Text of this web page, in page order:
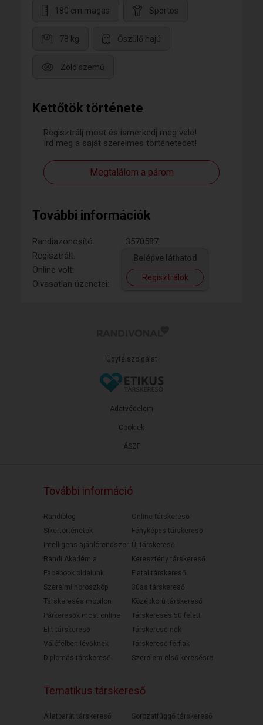
Kettőtök története
Regisztrálj most és ismerkedj meg vele!
Írd meg a saját szerelmes történetedet!
Megtalálom a párom
További információk
Randiazonosító:
3570587
Regisztrált:
Online volt:
Olvasatlan üzenetei:
Belépve láthatod
Regisztrálok
180 cm magas Sportos
78 kg Őszülő hajú
Zöld szemű
Ügyfélszolgálat
ÁSZF
Adatvédelem
Cookiek
További információ
Randiblog
Sikertörténetek
Intelligens ajánlórendszer
Randi Akadémia
Facebook oldalunk
Szerelmi horoszkóp
Társkeresés mobilon
Párkeresők most online
Elit társkereső
Válófélben lévőknek
Diplomás társkereső
Online társkereső
Fényképes társkereső
Új társkereső
Keresztény társkereső
Fiatal társkereső
30as társkereső
Középkorú társkereső
Társkeresés 50 felett
Társkereső nők
Társkereső férfiak
Szerelem első keresésre
Tematikus társkereső
Állatbarát társkereső
Sorozatfüggő társkereső